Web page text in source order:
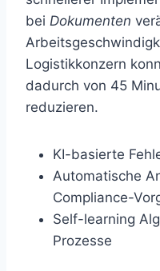
bei Dokumenten
Logistikkonzern
dadurch von 45
reduzieren.
KI-basierte
Automatische
Compliance-
Self-learning
Prozesse